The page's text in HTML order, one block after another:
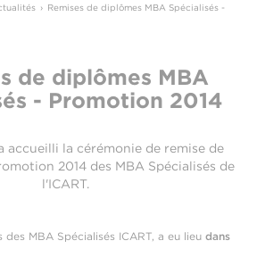
Remises de diplômes MBA Spécialisés -
de diplômes MBA
- Promotion 2014
accueilli la cérémonie de remise de
2014 des MBA Spécialisés de
l'ICART.
MBA Spécialisés ICART, a eu lieu dans